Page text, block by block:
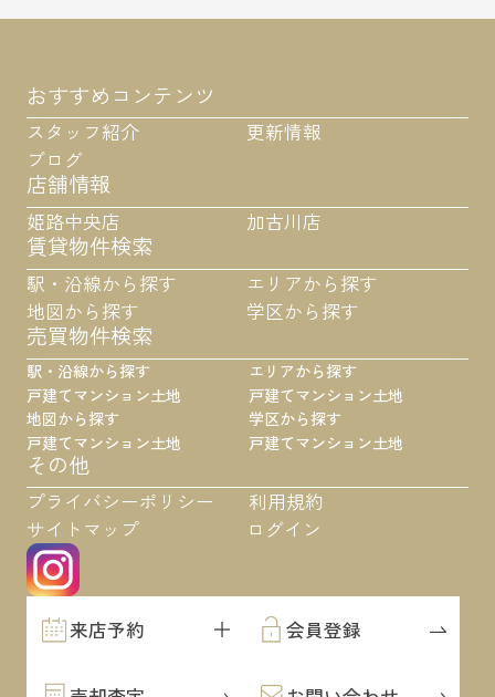
おすすめコンテンツ
スタッフ紹介
更新情報
ブログ
店舗情報
姫路中央店 加古川店
賃貸物件検索
駅・沿線から探す
エリアから探す
地図から探す
学区から探す
売買物件検索
駅・沿線から探す
戸建てマンション土地
地図から探す
戸建てマンション土地
エリアから探す
戸建てマンション土地
学区から探す
戸建てマンション土地
その他
プライバシーポリシー
利用規約
サイトマップ
ログイン
来店予約 会員登録